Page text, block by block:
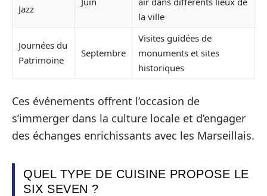
Jazz
la ville
Journées du
Patrimoine
Septembre
Visites guidées de
monuments et sites
historiques
Ces événements offrent l’occasion de
s’immerger dans la culture locale et d’engager
des échanges enrichissants avec les Marseillais.
QUEL TYPE DE CUISINE PROPOSE LE
SIX SEVEN ?